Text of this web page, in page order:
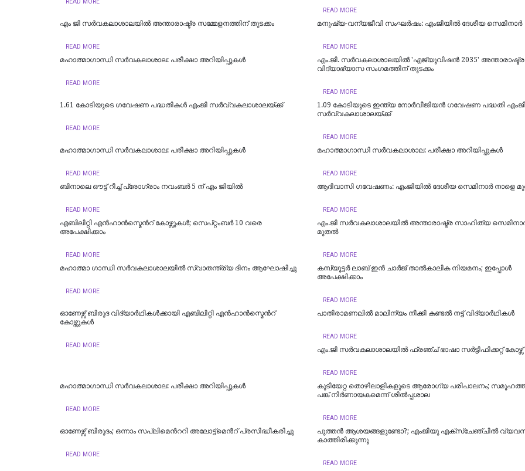
READ MORE
എം ജി സർവകലാശാലയിൽ അന്താരാഷ്ട്ര സമ്മേളനത്തിന് തുടക്കം
READ MORE
മനുഷ്യ-വന്യജീവി സംഘർഷം: എംജിയിൽ ദേശീയ സെമിനാർ
READ MORE
മഹാത്മാഗാന്ധി സർവകലാശാല: പരീക്ഷാ അറിയിപ്പുകൾ
READ MORE
എം.ജി. സർവകലാശാലയിൽ 'എജ്യുവിഷൻ 2035' അന്താരാഷ്ട്ര
വിദ്യാഭ്യാസ സംഗമത്തിന് തുടക്കം
READ MORE
1.61 കോടിയുടെ ഗവേഷണ പദ്ധതികള്‍ എംജി സര്‍വ്വകലാശാലയ്ക്ക്
READ MORE
1.09 കോടിയുടെ ഇന്ത്യ നോര്‍വീജിയന്‍ ഗവേഷണ പദ്ധതി എംജി
സര്‍വ്വകലാശാലയ്ക്ക്
READ MORE
മഹാത്മാഗാന്ധി സർവകലാശാല: പരീക്ഷാ അറിയിപ്പുകൾ
READ MORE
മഹാത്മാഗാന്ധി സർവകലാശാല: പരീക്ഷാ അറിയിപ്പുകൾ
READ MORE
ബിനാലെ ഔട്ട് റീച്ച് പ്രോഗ്രാം നവംബര്‍ 5 ന് എം ജിയില്‍
READ MORE
ആദിവാസി ഗവേഷണം: എംജിയില്‍ ദേശീയ സെമിനാര്‍ നാളെ
READ MORE
എബിലിറ്റി എന്‍ഹാന്‍സ്മെന്‍റ് കോഴ്സുകള്‍; സെപ്റ്റംബര്‍ 10 വരെ
അപേക്ഷിക്കാം
READ MORE
എം.ജി സര്‍വകലാശാലയില്‍ അന്താരാഷ്ട്ര സാഹിത്യ
മുതല്‍
READ MORE
മഹാത്മാ ഗാന്ധി സര്‍വകലാശാലയില്‍ സ്വാതന്ത്ര്യ ദിനം ആഘോഷിച്ചു
READ MORE
കമ്പ്യൂട്ടര്‍ ലാബ് ഇന്‍ ചാര്‍ജ് താല്‍കാലിക നിയമനം; ഇപ്പോള്‍
അപേക്ഷിക്കാം
READ MORE
ഓണേഴ്സ് ബിരുദ വിദ്യാര്‍ഥികള്‍ക്കായി എബിലിറ്റി എന്‍ഹാന്‍സ്മെന്‍റ്
കോഴ്സുകള്‍
READ MORE
പാതിരാമണലില്‍ മാലിന്യം നീക്കി കണ്ടല്‍ നട്ട് വിദ്യാര്‍ഥികള്‍
READ MORE
എം.ജി സര്‍വകലാശാലയില്‍ ഫ്രഞ്ച് ഭാഷാ സര്‍ട്ടിഫിക്കറ്റ് കോഴ്സ്
READ MORE
മഹാത്മാഗാന്ധി സർവകലാശാല: പരീക്ഷാ അറിയിപ്പുകൾ
READ MORE
കുടിയേറ്റ തൊഴിലാളികളുടെ ആരോഗ്യ പരിപാലനം;
പങ്ക് നിര്‍ണായകമെന്ന് ശില്‍പ്പശാല
READ MORE
ഓണേഴ്സ് ബിരുദം; ഒന്നാം സപ്ലിമെന്‍ററി അലോട്ട്മെന്‍റ് പ്രസിദ്ധീകരിച്ചു
READ MORE
പുത്തന്‍ ആശയങ്ങളുണ്ടോ?; എംജിയു എക്സ്ചേഞ്ചില്‍
കാത്തിരിക്കുന്നു
READ MORE